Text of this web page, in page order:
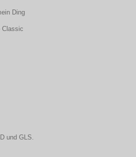
Ding
Classic
und GLS.